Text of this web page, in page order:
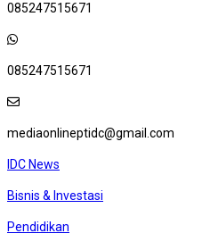
085247515671
085247515671
mediaonlineptidc@gmail.com
IDC News
Bisnis & Investasi
Pendidikan